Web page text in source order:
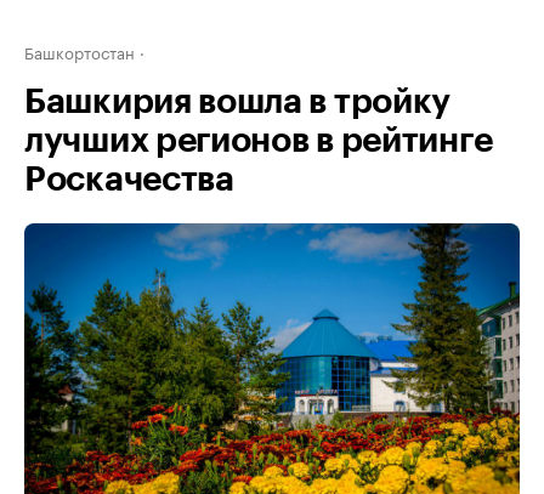
Башкортостан
Башкирия вошла в тройку
лучших регионов в рейтинге
Роскачества